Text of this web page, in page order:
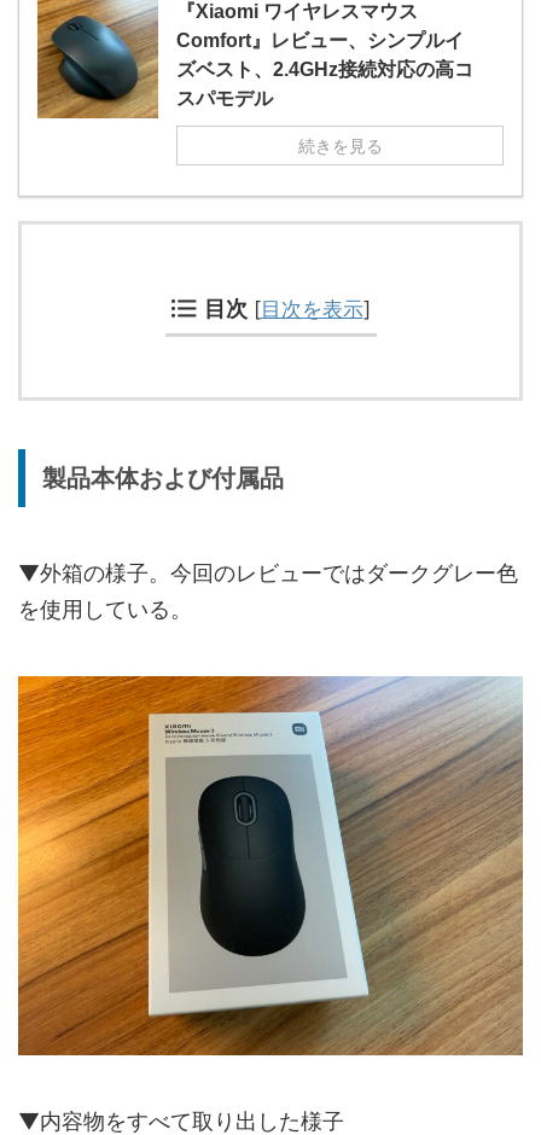
『Xiaomi ワイヤレスマウス
Comfort』レビュー、シンプルイ
ズベスト、2.4GHz接続対応の高コ
スパモデル
続きを見る
目次 [目次を表示]
製品本体および付属品
▼外箱の様子。今回のレビューではダークグレー色
を使用している。
▼内容物をすべて取り出した様子